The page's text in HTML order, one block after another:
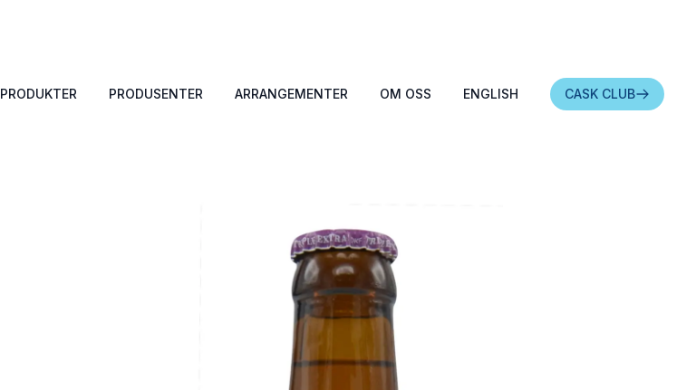
PRODUKTER PRODUSENTER ARRANGEMENTER OM OSS ENGLISH CASK CLUB